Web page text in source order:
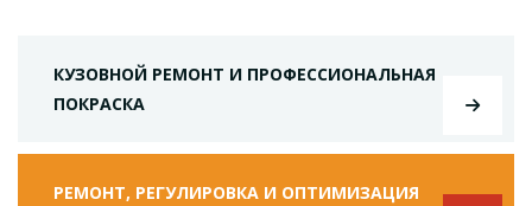
КУЗОВНОЙ РЕМОНТ И ПРОФЕССИОНАЛЬНАЯ
ПОКРАСКА
РЕМОНТ, РЕГУЛИРОВКА И ОПТИМИЗАЦИЯ